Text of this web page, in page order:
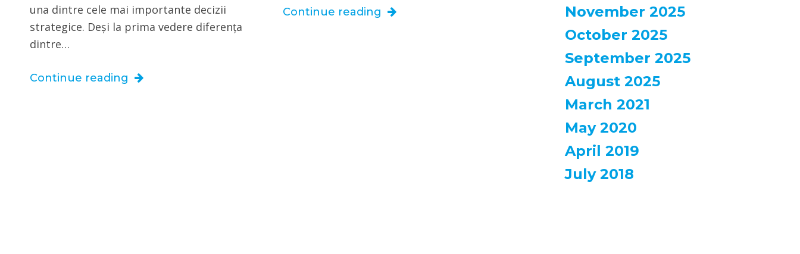
una dintre cele mai importante decizii
strategice. Deși la prima vedere diferența
dintre…
Continue reading
Continue reading
November 2025
October 2025
September 2025
August 2025
March 2021
May 2020
April 2019
July 2018